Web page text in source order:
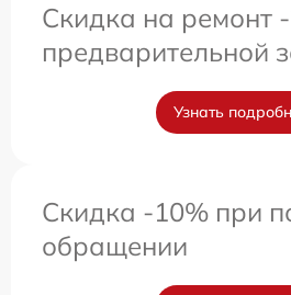
Скидка на ремонт
предварительной
Узнать
Скидка -10% при
обращении